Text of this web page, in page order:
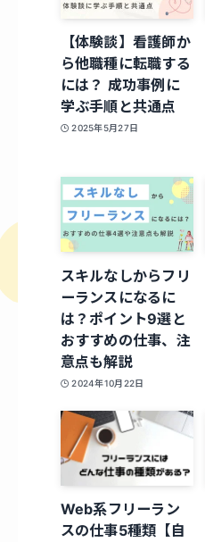
【体験談】看護師か
ら他職種に転職する
には？ 成功事例に
学ぶ手順と共通点
2025年5月27日
スキルなしからフリ
ーランスになるに
は？ポイント9選と
おすすめの仕事、注
意点も解説
2024年10月22日
Web系フリーラン
スの仕事5種類【自